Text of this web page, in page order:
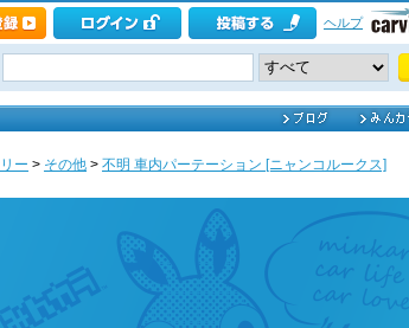
ヘルプ
ー > その他 > 不明 車内パーテーション [ニャンコルークス]